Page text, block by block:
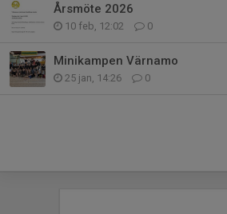
Årsmöte 2026
10 feb, 12:02 0
Minikampen Värnamo
25 jan, 14:26 0